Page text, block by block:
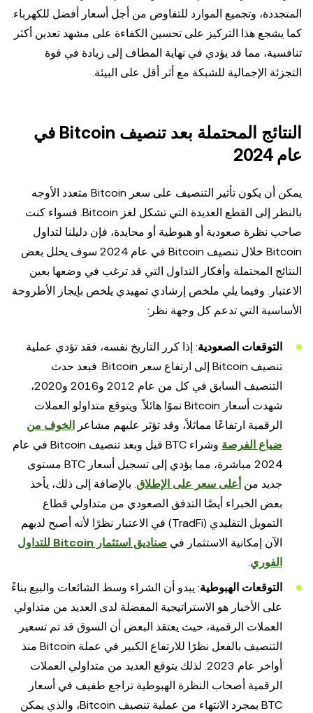
المتجددة، وتجميع الموارد للتفاوض من أجل أسعار أفضل للكهرباء.
كما يشجع هذا التركيز على تحسين الكفاءة على مشهد تعدين أكثر
تنافسية، مما قد يؤدي في نهاية المطاف إلى زيادة في قوة
التجزئة الإجمالية للشبكة مع أثر أقل على البيئة.
النتائج المحتملة بعد تنصيف Bitcoin في
عام 2024
يمكن أن يكون تأثير التنصيف على سعر Bitcoin متعدد الأوجه
بالنظر إلى القطع العديدة التي تشكل لغز Bitcoin. فسواء كنت
صاحب نظرة صعودية أو هبوطية أو محايدة، فإن دليلنا لتداول
Bitcoin خلال تنصيف Bitcoin في عام 2024 سوف يحلل بعض
النتائج المحتملة وأفكار التداول التي قد ترغب في وضعها بعين
الاعتبار. وفيما يلي ملخص إرشادي تمهيدي يلخص بإيجاز الأطروحة
الأساسية التي تدعم كل وجهة نظر:
التوقعات الصعودية: إذا كرر التاريخ نفسه، فقد تؤدي عملية
تنصيف Bitcoin إلى ارتفاع سعر Bitcoin. فبعد حدث
التنصيف السابق في كل من عام 2012 و2016 و2020،
شهدت أسعار Bitcoin نموًا هائلاً. ويتوقع متداولو العملات
الرقمية ارتفاعًا مماثلاً، وقد تؤثر عليهم مشاعر الخوف من
ضياع الفرصة
وشراء BTC قبل وبعد تنصيف Bitcoin في عام
2024 مباشرة، مما يؤدي إلى تسجيل أسعار BTC مستوى
جديد من أعلى سعر على الإطلاق. بالإضافة إلى ذلك، يأخذ
بعض الخبراء أيضًا التدفق الصعودي من متداولي قطاع
التمويل التقليدي (TradFi) في الاعتبار نظرًا لأنه أصبح لديهم
الآن إمكانية الاستثمار في
صناديق استثمار Bitcoin للتداول
الفوري.
التوقعات الهبوطية: يبدو أن الشراء وسط الشائعات والبيع بناءً
على الأخبار هو الاستراتيجية المفضلة لدى العديد من متداولي
العملات الرقمية، حيث يعتقد البعض أن السوق قد تم تسعير
التنصيف بالفعل نظرًا للارتفاع الكبير في عملة Bitcoin منذ
أواخر عام 2023. لذلك يتوقع العديد من متداولي العملات
الرقمية أصحاب النظرة الهبوطية تراجع طفيف في أسعار
BTC بمجرد الانتهاء من عملية تنصيف Bitcoin، والذي يمكن